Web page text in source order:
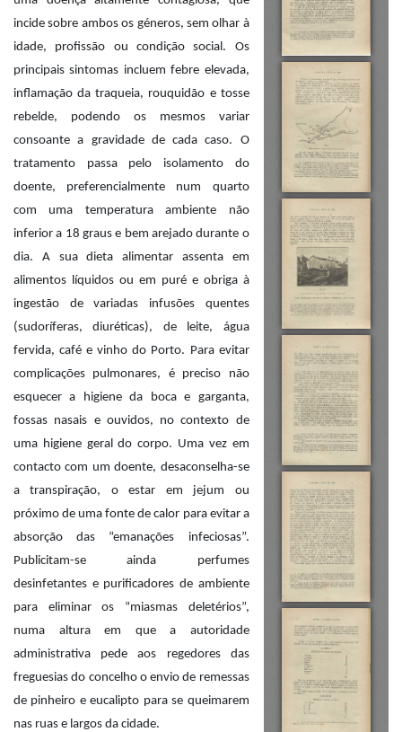
incide sobre ambos os géneros, sem olhar à
idade, profissão ou condição social. Os
principais sintomas incluem febre elevada,
inflamação da traqueia, rouquidão e tosse
rebelde, podendo os mesmos variar
consoante a gravidade de cada caso. O
tratamento passa pelo isolamento do
doente, preferencialmente num quarto
com uma temperatura ambiente não
inferior a 18 graus e bem arejado durante o
dia. A sua dieta alimentar assenta em
alimentos líquidos ou em puré e obriga à
ingestão de variadas infusões quentes
(sudoríferas, diuréticas), de leite, água
fervida, café e vinho do Porto. Para evitar
complicações pulmonares, é preciso não
esquecer a higiene da boca e garganta,
fossas nasais e ouvidos, no contexto de
uma higiene geral do corpo. Uma vez em
contacto com um doente, desaconselha-se
a transpiração, o estar em jejum ou
próximo de uma fonte de calor para evitar a
absorção das “emanações infeciosas”.
Publicitam-se ainda perfumes
desinfetantes e purificadores de ambiente
para eliminar os “miasmas deletérios”,
numa altura em que a autoridade
administrativa pede aos regedores das
freguesias do concelho o envio de remessas
de pinheiro e eucalipto para se queimarem
nas ruas e largos da cidade.